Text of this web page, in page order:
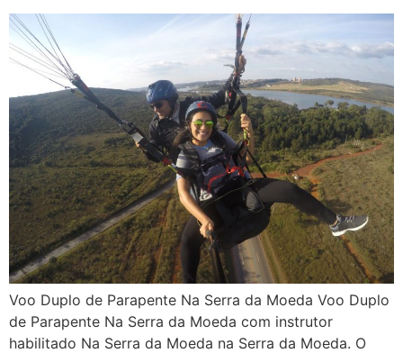
Voo Duplo de Parapente Na Serra da Moeda Voo Duplo
de Parapente Na Serra da Moeda com instrutor
habilitado Na Serra da Moeda na Serra da Moeda. O